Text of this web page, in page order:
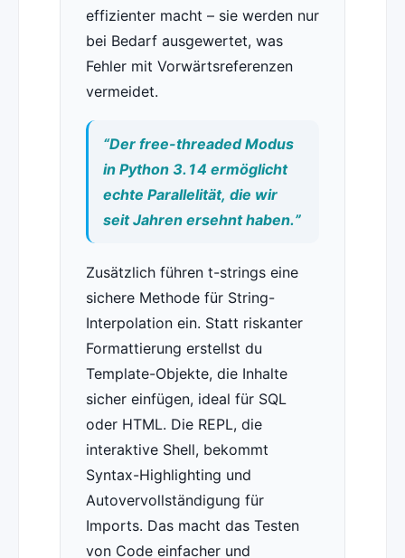
effizienter macht – sie werden nur
bei Bedarf ausgewertet, was
Fehler mit Vorwärtsreferenzen
vermeidet.
“Der free-threaded Modus
in Python 3.14 ermöglicht
echte Parallelität, die wir
seit Jahren ersehnt haben.”
Zusätzlich führen t-strings eine
sichere Methode für String-
Interpolation ein. Statt riskanter
Formattierung erstellst du
Template-Objekte, die Inhalte
sicher einfügen, ideal für SQL
oder HTML. Die REPL, die
interaktive Shell, bekommt
Syntax-Highlighting und
Autovervollständigung für
Imports. Das macht das Testen
von Code einfacher und